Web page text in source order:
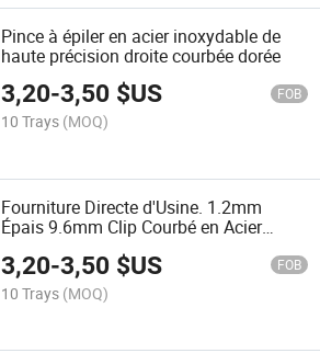
Pince à épiler en acier inoxydable de
haute précision droite courbée dorée
3,20-3,50 $US FOB
10 Trays (MOQ)
Fourniture Directe d'Usine. 1.2mm
Épais 9.6mm Clip Courbé en Acier
Réparation pour Sourcils, Angle Incliné,
3,20-3,50 $US FOB
10 Trays (MOQ)